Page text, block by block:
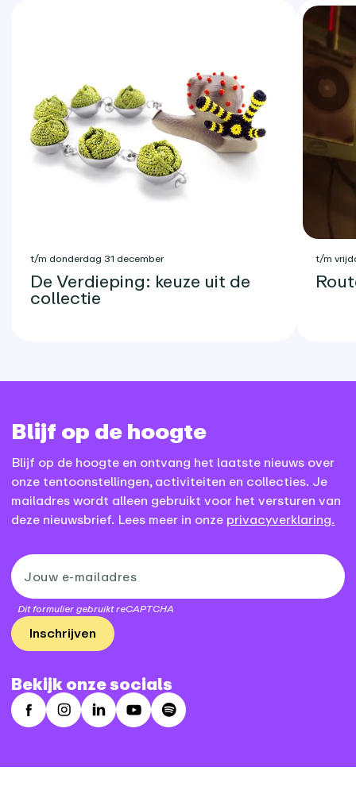
t/m donderdag 31 december
De Verdieping: keuze uit de
collectie
t/m
Blijf op de hoogte
Blijf op de hoogte en ontvang het laatste nieuws over
onze tentoonstellingen, activiteiten en collecties. Je
mailadres wordt alleen gebruikt voor het versturen van
deze nieuwsbrief. Lees meer in onze privacyverklaring.
Dit formulier gebruikt reCAPTCHA
Inschrijven
Bekijk onze socials
FacebookInstagram
LinkedInYoutubeSpotify